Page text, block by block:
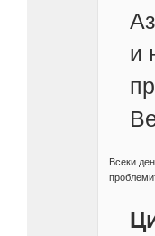
и
Всеки